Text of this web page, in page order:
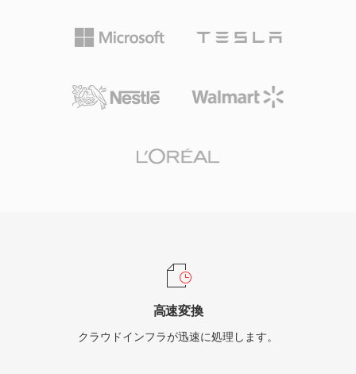
高速変換
クラウドインフラが迅速に処理します。